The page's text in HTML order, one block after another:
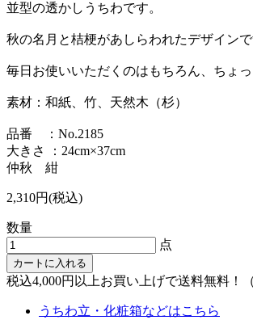
並型の透かしうちわです。
秋の名月と桔梗があしらわれたデザインで
毎日お使いいただくのはもちろん、ちょ
素材：和紙、竹、天然木（杉）
品番 ：No.2185
大きさ ：24cm×37cm
仲秋 紺
2,310円(税込)
数量
点
カートに入れる
税込4,000円以上お買い上げで送料無料！
うちわ立・化粧箱などはこちら